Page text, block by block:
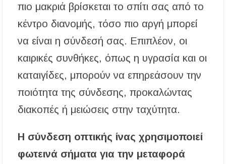
πιο μακριά βρίσκεται το σπίτι σας από το
κέντρο διανομής, τόσο πιο αργή μπορεί
να είναι η σύνδεσή σας. Επιπλέον, οι
καιρικές συνθήκες, όπως η υγρασία και οι
καταιγίδες, μπορούν να επηρεάσουν την
ποιότητα της σύνδεσης, προκαλώντας
διακοπές ή μειώσεις στην ταχύτητα.
Η σύνδεση οπτικής ίνας χρησιμοποιεί
φωτεινά σήματα για την μεταφορά